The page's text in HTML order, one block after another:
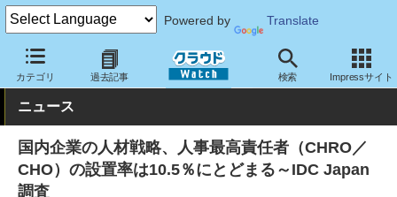
Powered by Translate
カテゴリ 過去記事 検索 Impressサイト
クラウド Watch トピック 調査・予測
ニュース
国内企業の人材戦略、人事最高責任者（CHRO／
CHO）の設置率は10.5％にとどまる～IDC Japan
調査